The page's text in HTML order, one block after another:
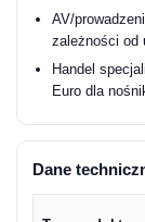
AV/
zależności od
Handel
Euro dla
Dane